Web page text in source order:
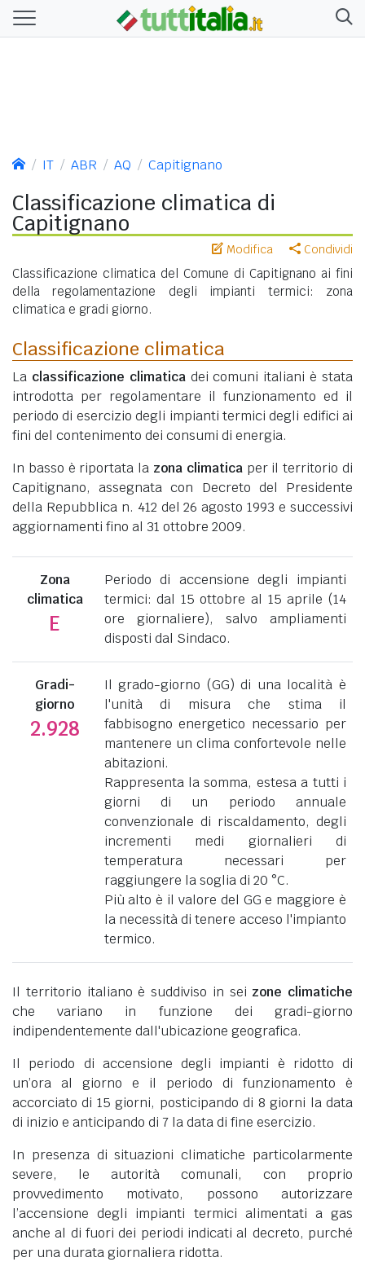
IT ABR AQ Capitignano
Classificazione climatica di
Capitignano
Modifica Condividi
Classificazione climatica del Comune di Capitignano ai fini
della regolamentazione degli impianti termici: zona
climatica e gradi giorno.
Classificazione climatica
La classificazione climaticadei comuni italiani è stata
introdotta per regolamentare il funzionamento ed il
periodo di esercizio degli impianti termici degli edifici ai
fini del contenimento dei consumi di energia.
In basso è riportata la zona climaticaper il territorio di
Capitignano, assegnata con Decreto del Presidente
della Repubblica n. 412 del 26 agosto 1993 e successivi
aggiornamenti fino al 31 ottobre 2009.
Zona
climatica
E
Periodo di accensione degli impianti
termici: dal 15 ottobre al 15 aprile (14
ore giornaliere), salvo ampliamenti
disposti dal Sindaco.
Gradi-
giorno
2.928
Il grado-giorno (GG) di una località è
l'unità di misura che stima il
fabbisogno energetico necessario per
mantenere un clima confortevole nelle
abitazioni.
Rappresenta la somma, estesa a tutti i
giorni di un periodo annuale
convenzionale di riscaldamento, degli
incrementi medi giornalieri di
temperatura necessari per
raggiungere la soglia di 20 °C.
Più alto è il valore del GG e maggiore è
la necessità di tenere acceso l'impianto
termico.
Il territorio italiano è suddiviso in sei zone climatiche
che variano in funzione dei gradi-giorno
indipendentemente dall'ubicazione geografica.
Il periodo di accensione degli impianti è ridotto di
un’ora al giorno e il periodo di funzionamento è
accorciato di 15 giorni, posticipando di 8 giorni la data
di inizio e anticipando di 7 la data di fine esercizio.
In presenza di situazioni climatiche particolarmente
severe, le autorità comunali, con proprio
provvedimento motivato, possono autorizzare
l’accensione degli impianti termici alimentati a gas
anche al di fuori dei periodi indicati al decreto, purché
per una durata giornaliera ridotta.